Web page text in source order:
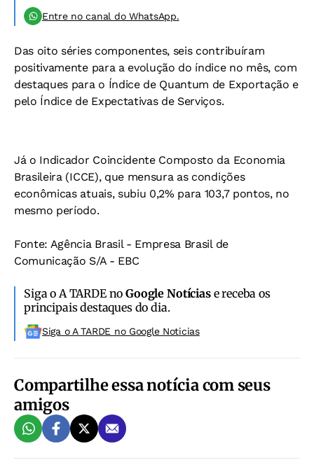
Entre no canal do WhatsApp.
Das oito séries componentes, seis contribuíram
positivamente para a evolução do índice no mês, com
destaques para o Índice de Quantum de Exportação e
pelo Índice de Expectativas de Serviços.
Já o Indicador Coincidente Composto da Economia
Brasileira (ICCE), que mensura as condições
econômicas atuais, subiu 0,2% para 103,7 pontos, no
mesmo período.
Fonte: Agência Brasil - Empresa Brasil de
Comunicação S/A - EBC
Siga o A TARDE noGoogle Notíciase receba os
principais destaques do dia.
Siga o A TARDE no Google Noticias
Compartilhe essa notícia com seus
amigos